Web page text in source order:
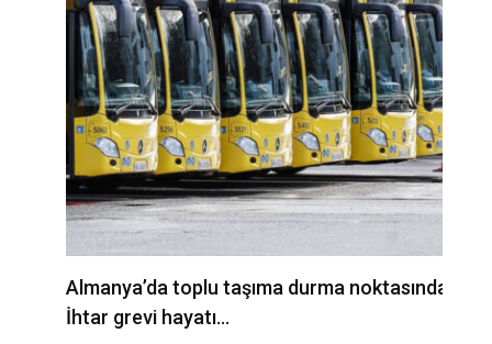
Almanya’da toplu taşıma durma noktasında:
İhtar grevi hayatı…